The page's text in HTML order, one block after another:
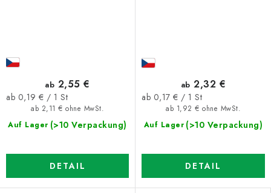
Auf Lager (>10 Verpackung)
ab 2,11 € ohne MwSt.
ab 2,55 €
Verkaufspreis:
ab 0,19 € / 1 St
DETAIL
Auf Lager (>10 Verpackung)
ab 1,92 € ohne MwSt.
ab 2,32 €
Verkaufspreis:
ab 0,17 € / 1 St
DETAIL